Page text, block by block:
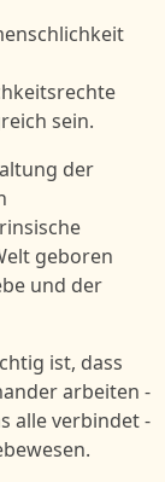
sein.
der
geboren
und der
ist, dass
arbeiten -
alle verbindet -